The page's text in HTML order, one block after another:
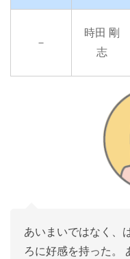
－
時田 剛
志
あいまいではなく、
ろに好感を持った。